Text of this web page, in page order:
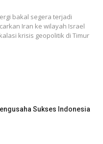
bakal segera terjadi
Iran ke wilayah Israel
krisis geopolitik di Timur
Sukses Indonesia